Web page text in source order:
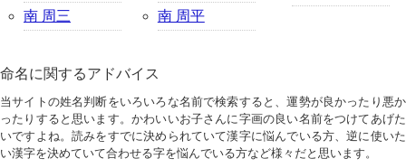
南 周三
南 周平
命名に関するアドバイス
当サイトの姓名判断をいろいろな名前で検索すると、運勢が良かったり悪か
ったりすると思います。かわいいお子さんに字画の良い名前をつけてあげた
いですよね。読みをすでに決められていて漢字に悩んでいる方、逆に使いた
い漢字を決めていて合わせる字を悩んでいる方など様々だと思います。